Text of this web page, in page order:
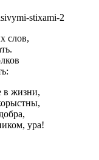
слов,
в жизни,
ура!